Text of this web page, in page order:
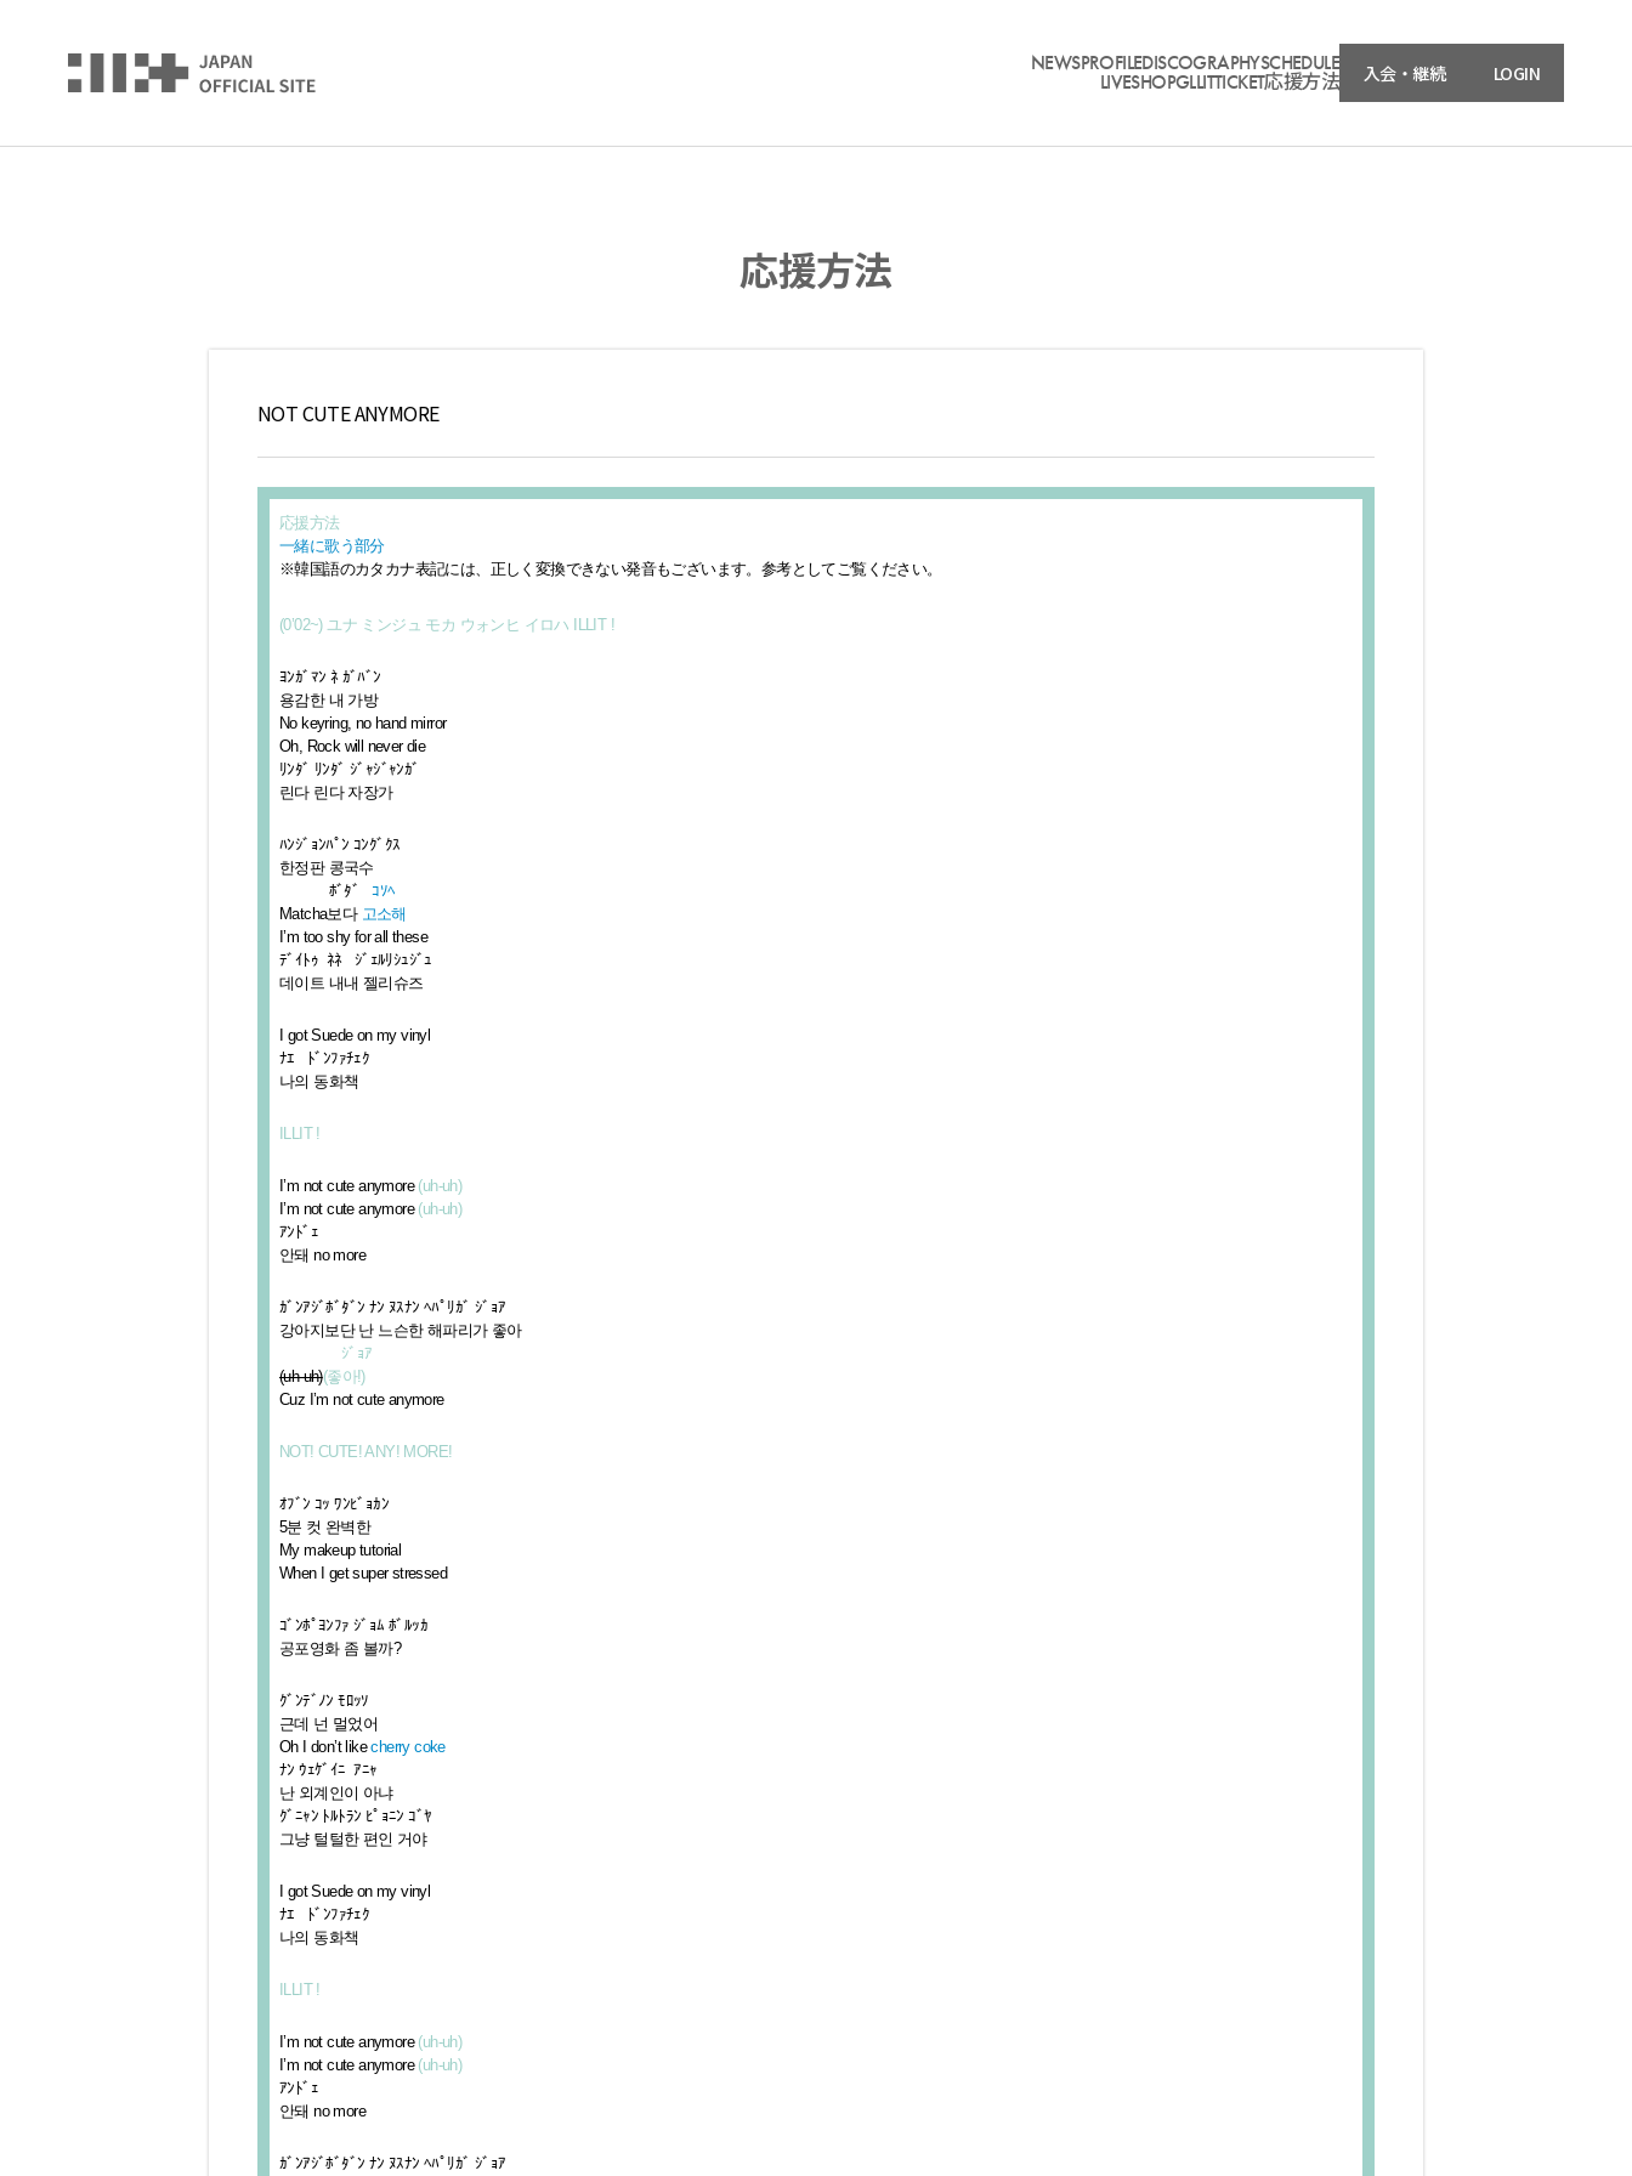
NEWSPROFILEDISCOGRAPHYSCHEDULE
LIVESHOPGLLITTICKET応援方法 入会・継続 LOGIN
応援方法
NOT CUTE ANYMORE
応援方法
一緒に歌う部分
※韓国語のカタカナ表記には、正しく変換できない発音もございます。参考としてご覧ください。
(0’02~) ユナ ミンジュ モカ ウォンヒ イロハ ILLIT !
ﾖﾝｶﾞﾏﾝ ﾈ ｶﾞﾊﾞﾝ
용감한 내 가방
No keyring, no hand mirror
Oh, Rock will never die
ﾘﾝﾀﾞ ﾘﾝﾀﾞ ｼﾞｬｼﾞｬﾝｶﾞ
린다 린다 자장가
ﾊﾝｼﾞｮﾝﾊﾟﾝ ｺﾝｸﾞｸｽ
한정판 콩국수
ﾎﾞﾀﾞｺｿﾍ
Matcha보다 고소해
I’m too shy for all these
ﾃﾞｲﾄｩ ﾈﾈ ｼﾞｪﾙﾘｼｭｼﾞｭ
데이트 내내 젤리슈즈
I got Suede on my vinyl
ﾅｴ ﾄﾞﾝﾌｧﾁｪｸ
나의 동화책
ILLIT !
I’m not cute anymore(uh-uh)
I’m not cute anymore(uh-uh)
ｱﾝﾄﾞｪ
안돼 no more
ｶﾞﾝｱｼﾞﾎﾞﾀﾞﾝ ﾅﾝ ﾇｽﾅﾝ ﾍﾊﾟﾘｶﾞ ｼﾞｮｱ
강아지보단 난 느슨한 해파리가 좋아
ｼﾞｮｱ
(uh-uh)(좋아!)
Cuz I’m not cute anymore
NOT! CUTE! ANY! MORE!
ｵﾌﾞﾝ ｺｯ ﾜﾝﾋﾞｮｶﾝ
5분 컷 완벽한
My makeup tutorial
When I get super stressed
ｺﾞﾝﾎﾟﾖﾝﾌｧ ｼﾞｮﾑ ﾎﾞﾙｯｶ
공포영화 좀 볼까?
ｸﾞﾝﾃﾞﾉﾝ ﾓﾛｯｿ
근데 넌 멀었어
Oh I don’t likecherry coke
ﾅﾝ ｳｪｹﾞｲﾆ ｱﾆｬ
난 외계인이 아냐
ｸﾞﾆｬﾝ ﾄﾙﾄﾗﾝ ﾋﾟｮﾆﾝ ｺﾞﾔ
그냥 털털한 편인 거야
I got Suede on my vinyl
ﾅｴ ﾄﾞﾝﾌｧﾁｪｸ
나의 동화책
ILLIT !
I’m not cute anymore (uh-uh)
I’m not cute anymore (uh-uh)
ｱﾝﾄﾞｪ
안돼 no more
ｶﾞﾝｱｼﾞﾎﾞﾀﾞﾝ ﾅﾝ ﾇｽﾅﾝ ﾍﾊﾟﾘｶﾞ ｼﾞｮｱ